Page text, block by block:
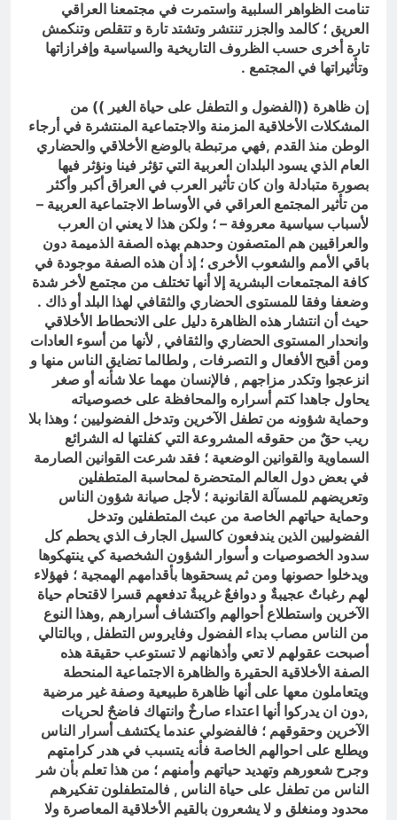
انتهت الحرب… لكن لم ينتهي
الموت
20 ساعة Ago
تنامت الظواهر السلبية واستمرت في مجتمعنا العراقي
العريق ؛ كالمد والجزر تنتشر وتشتد تارة و تتقلص وتنكمش
تارة أخرى حسب الظروف التاريخية والسياسية وإفرازاتها
وتأثيراتها في المجتمع .
إن ظاهرة ((الفضول و التطفل على حياة الغير )) من
المشكلات الأخلاقية المزمنة والاجتماعية المنتشرة في أرجاء
الوطن منذ القدم ,فهي مرتبطة بالوضع الأخلاقي والحضاري
العام الذي يسود البلدان العربية التي تؤثر فينا ونؤثر فيها
بصورة متبادلة وان كان تأثير العرب في العراق أكبر وأكثر
من تأثير المجتمع العراقي في الأوساط الاجتماعية العربية –
لأسباب سياسية معروفة – ؛ ولكن هذا لا يعني ان العرب
والعراقيين هم المتصفون وحدهم بهذه الصفة الذميمة دون
باقي الأمم والشعوب الأخرى ؛ إذ أن هذه الصفة موجودة في
كافة المجتمعات البشرية إلا أنها تختلف من مجتمع لأخر شدة
وضعفا وفقا للمستوى الحضاري والثقافي لهذا البلد أو ذاك .
حيث أن انتشار هذه الظاهرة دليل على الانحطاط الأخلاقي
وانحدار المستوى الحضاري والثقافي , لأنها من أسوء العادات
ومن أقبح الأفعال و التصرفات , ولطالما تضايق الناس منها و
انزعجوا وتكدر مزاجهم , فالإنسان مهما علا شأنه أو صغر
يحاول جاهدا كتم أسراره والمحافظة على خصوصياته
وحماية شؤونه من تطفل الآخرين وتدخل الفضوليين ؛ وهذا بلا
ريب حقٌ من حقوقه المشروعة التي كفلتها له الشرائع
السماوية والقوانين الوضعية ؛ فقد شرعت القوانين الصارمة
في بعض دول العالم المتحضرة لمحاسبة المتطفلين
وتعريضهم للمسآلة القانونية ؛ لأجل صيانة شؤون الناس
وحماية حياتهم الخاصة من عبث المتطفلين وتدخل
الفضوليين الذين يندفعون كالسيل الجارف الذي يحطم كل
سدود الخصوصيات و أسوار الشؤون الشخصية كي ينتهكوها
ويدخلوا حصونها ومن ثم يسحقوها بأقدامهم الهمجية ؛ فهؤلاء
لهم رغباتٌ عجيبةٌ و دوافعٌ غريبةٌ تدفعهم قسرا لاقتحام حياة
الآخرين واستطلاع أحوالهم واكتشاف أسرارهم ,وهذا النوع
من الناس مصاب بداء الفضول وفايروس التطفل , وبالتالي
أصبحت عقولهم لا تعي وأذهانهم لا تستوعب حقيقة هذه
الصفة الأخلاقية الحقيرة والظاهرة الاجتماعية المنحطة
ويتعاملون معها على أنها ظاهرة طبيعية وصفة غير مرضية
,دون ان يدركوا أنها اعتداء صارخٌ وانتهاك فاضحٌ لحريات
الآخرين وحقوقهم ؛ فالفضولي عندما يكتشف أسرار الناس
ويطلع على احوالهم الخاصة فأنه يتسبب في هدر كرامتهم
وجرح شعورهم وتهديد حياتهم وأمنهم ؛ من هذا تعلم بأن شر
الناس من تطفل على حياة الناس , فالمتطفلون تفكيرهم
محدود ومنغلق و لا يشعرون بالقيم الأخلاقية المعاصرة ولا